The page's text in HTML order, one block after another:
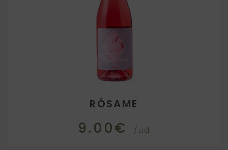
RÓSAME
9.00€ /ud